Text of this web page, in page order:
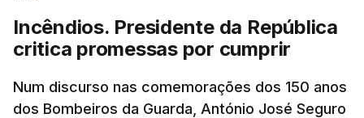
Incêndios. Presidente da República
critica promessas por cumprir
Num discurso nas comemorações dos 150 anos
dos Bombeiros da Guarda, António José Seguro